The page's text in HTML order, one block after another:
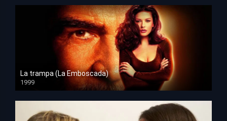
La trampa (La Emboscada)
1999
HD 1080p